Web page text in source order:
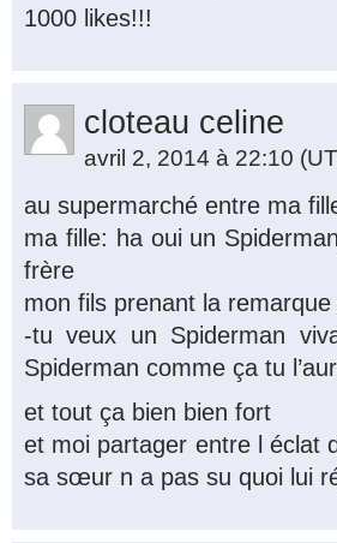
1000 likes!!!
cloteau celine
avril 2, 2014 à 22:10
au supermarché entre ma
ma fille: ha oui un
frère
mon fils prenant la
-tu veux un Spiderman
Spiderman comme ça tu
et tout ça bien bien fort
et moi partager entre l éclat
sa sœur n a pas su quoi lui